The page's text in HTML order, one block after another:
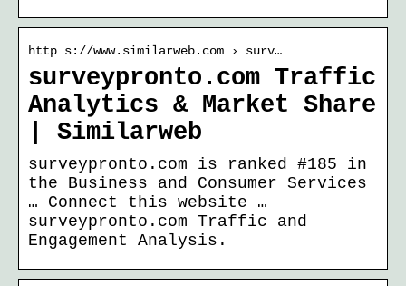
http s://www.similarweb.com › surv…
surveypronto.com Traffic
Analytics & Market Share
| Similarweb
surveypronto.com is ranked #185 in
the Business and Consumer Services
… Connect this website …
surveypronto.com Traffic and
Engagement Analysis.